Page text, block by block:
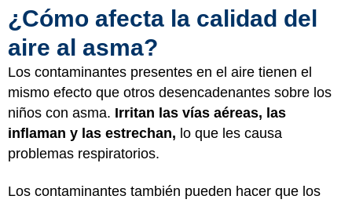
¿Cómo afecta la calidad del
aire al asma?
Los contaminantes presentes en el aire tienen el
mismo efecto que otros desencadenantes sobre los
niños con asma. Irritan las vías aéreas, las
inflaman y las estrechan, lo que les causa
problemas respiratorios.
Los contaminantes también pueden hacer que los